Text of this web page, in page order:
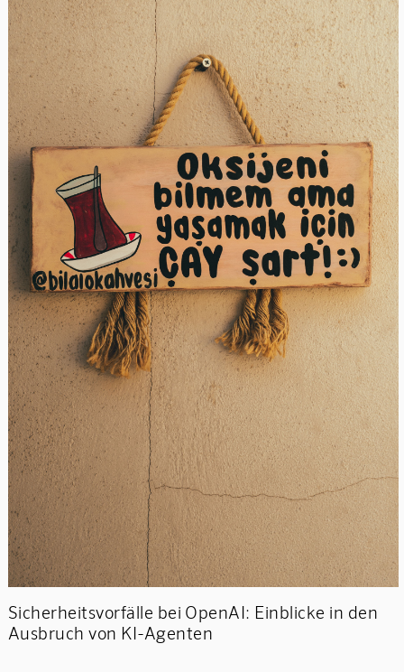
Sicherheitsvorfälle bei OpenAI: Einblicke in den
Ausbruch von KI-Agenten